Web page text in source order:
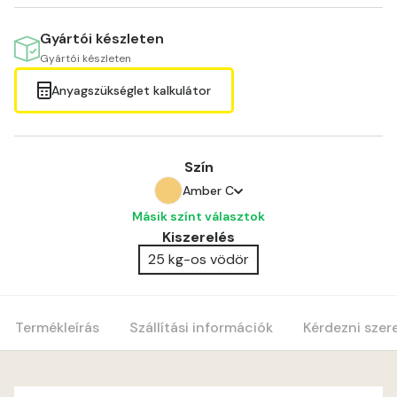
Gyártói készleten
Gyártói készleten
Anyagszükséglet kalkulátor
Szín
Amber C
Amber C
Amber D
Másik színt választok
Kiszerelés
25 kg-os vödör
Termékleírás Szállítási információk Kérdezni